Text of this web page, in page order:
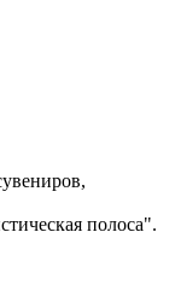
полоса".